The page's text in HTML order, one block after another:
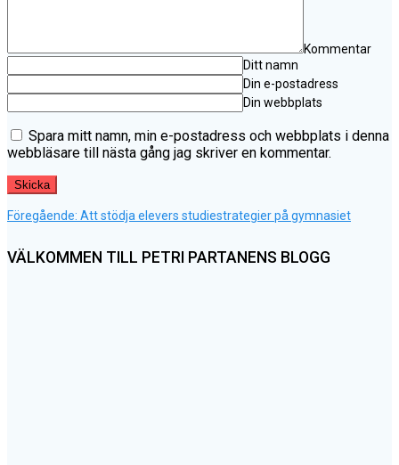
Kommentar
Ditt namn
Din e-postadress
Din webbplats
Spara mitt namn, min e-postadress och webbplats i denna
webbläsare till nästa gång jag skriver en kommentar.
Inläggsnavigering
Föregående: Föregående
Att stödja elevers studiestrategier på gymnasiet
VÄLKOMMEN TILL PETRI PARTANENS BLOGG